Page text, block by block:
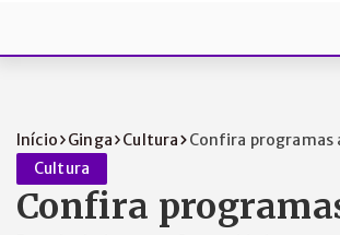
Início Ginga Cultura
Confira programas
Cultura
Confira